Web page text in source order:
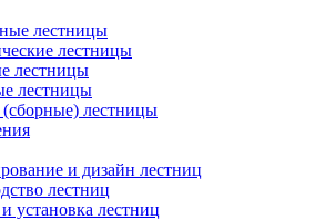
лестницы
лестницы
лестницы
лестницы
(сборные) лестницы
и дизайн лестниц
лестниц
установка лестниц